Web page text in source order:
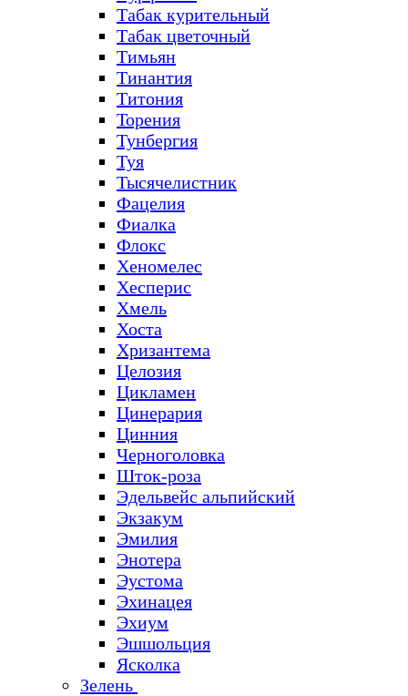
Табак курительный
Табак цветочный
Тимьян
Тинантия
Титония
Торения
Тунбергия
Туя
Тысячелистник
Фацелия
Фиалка
Флокс
Хеномелес
Хесперис
Хмель
Хоста
Хризантема
Целозия
Цикламен
Цинерария
Цинния
Черноголовка
Шток-роза
Эдельвейс альпийский
Экзакум
Эмилия
Энотера
Эустома
Эхинацея
Эхиум
Эшшольция
Ясколка
Зелень